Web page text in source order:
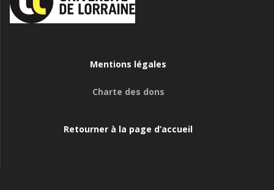
Mentions légales
Charte des dons
Retourner à la page d’accueil